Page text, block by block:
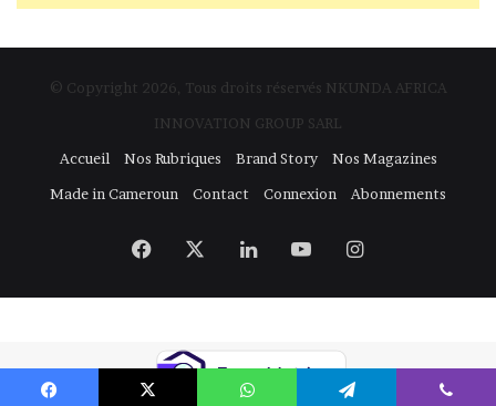
© Copyright 2026, Tous droits réservés NKUNDA AFRICA
INNOVATION GROUP SARL
Accueil
Nos Rubriques Brand Story
Nos Magazines
Made in Cameroun
Contact Connexion Abonnements
Facebook LinkedinYouTubeInstagram